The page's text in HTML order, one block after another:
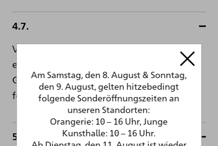
4.7.
Vor 60 Jahren fand in der Kunsthalle schon
einmal eine Ausstellung zu Hans Baldung
Grien statt, dieam 4. Juli 1959 Eröffnung
feierte.
5,6
Am Samstag, den 8. August & Sonntag,
den 9. August, gelten hitzebedingt
folgende Sonderöffnungszeiten an
unseren Standorten:
Orangerie: 10 – 16 Uhr, Junge
Kunsthalle: 10 – 16 Uhr.